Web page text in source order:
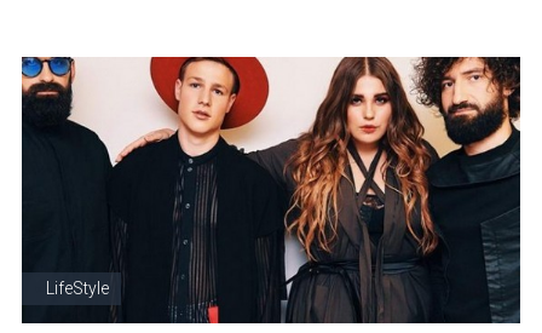
LifeStyle